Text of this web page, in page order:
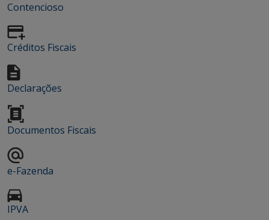
Contencioso
Créditos Fiscais
Declarações
Documentos Fiscais
e-Fazenda
IPVA